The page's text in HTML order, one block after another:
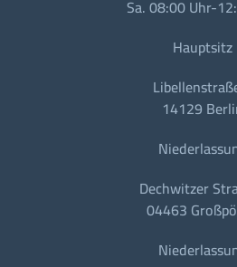
Sa. 08:00 Uhr-
Hauptsitz
14129
Dechwitzer
04463